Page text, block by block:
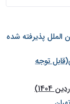
الملل پذيرفته شده
توجه